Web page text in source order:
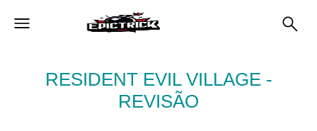
RESIDENT EVIL VILLAGE -
REVISÃO